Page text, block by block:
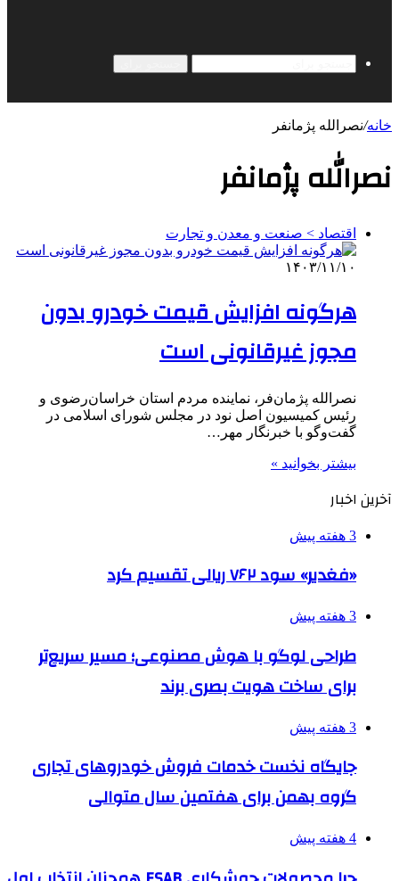
خانه/نصرالله پژمانفر
نصرالله پژمانفر
اقتصاد > صنعت و معدن و تجارت
۱۴۰۳/۱۱/۱۰
هرگونه افزایش قیمت خودرو بدون
مجوز غیرقانونی است
نصرالله پژمان‌فر، نماینده مردم استان خراسان‌رضوی و
رئیس کمیسیون اصل نود در مجلس شورای اسلامی در
گفت‌وگو با خبرنگار مهر…
بیشتر بخوانید »
آخرین اخبار
3 هفته پیش
«فغدیر» سود ۷۶۲ ریالی تقسیم کرد
3 هفته پیش
طراحی لوگو با هوش مصنوعی؛ مسیر سریع‌تر
برای ساخت هویت بصری برند
3 هفته پیش
جایگاه نخست خدمات فروش خودروهای تجاری
گروه بهمن برای هفتمین سال متوالی
4 هفته پیش